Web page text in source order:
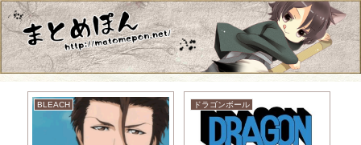
BLEACH ドラゴンボール